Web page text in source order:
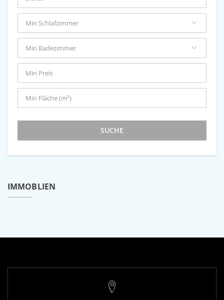
SUCHE
IMMOBLIEN